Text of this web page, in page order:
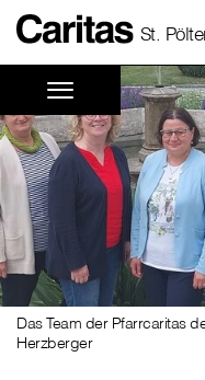
St.
Das Team der Pfarrcaritas
Herzberger